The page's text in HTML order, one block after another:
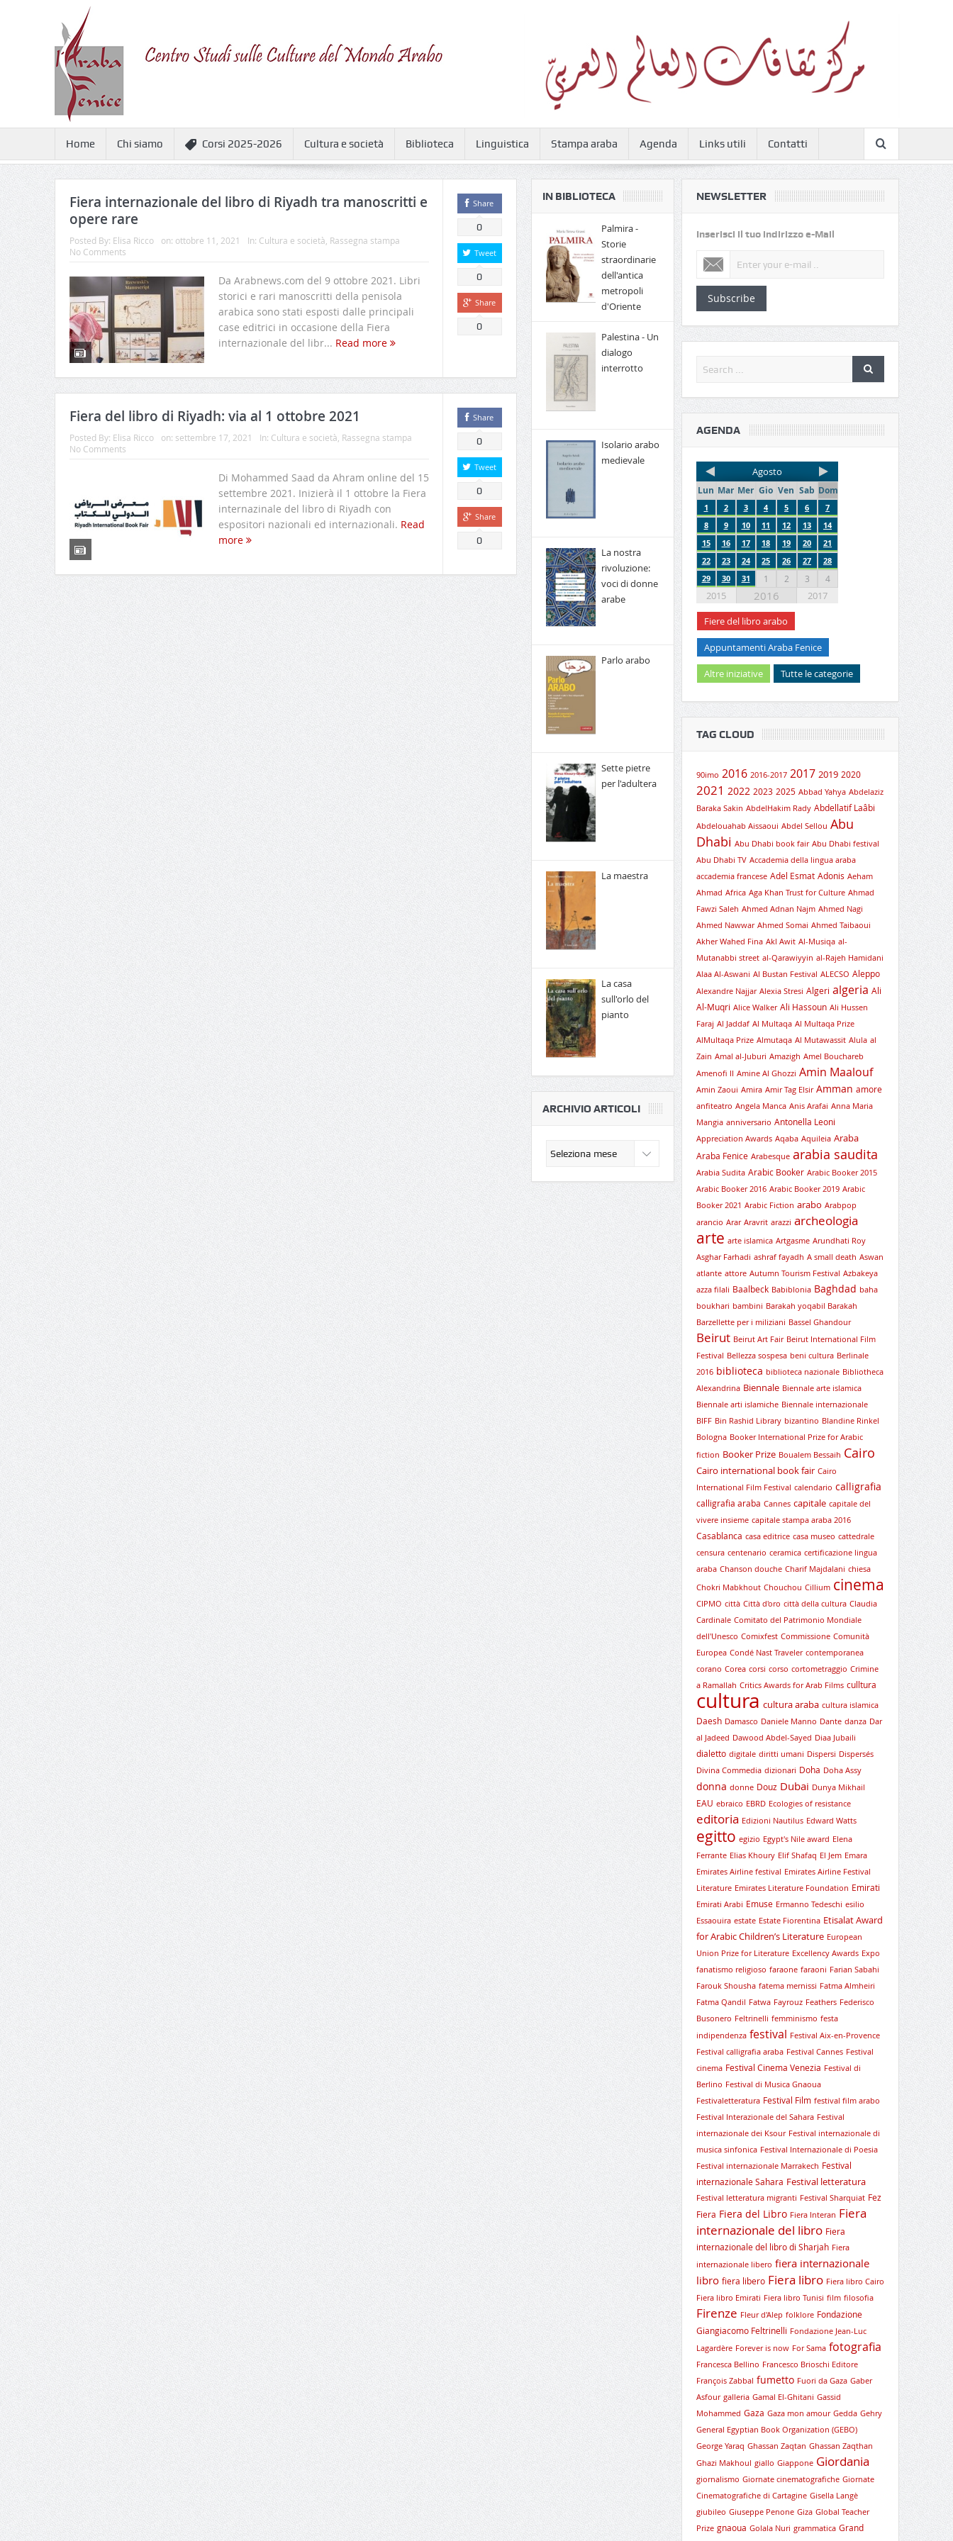
Home Chi siamo Corsi 2025-2026 Cultura e società Biblioteca Linguistica Stampa araba Agenda Links utili Contatti
Fiera internazionale del libro di Riyadh tra manoscritti e
opere rare
Posted By: Elisa Ricco on: ottobre 11, 2021 In: Cultura e società Rassegna stampa
No Comments
Da Arabnews.com del 9 ottobre 2021. Libri
storici e rari manoscritti della penisola
arabica sono stati esposti dalle principali
case editrici in occasione della Fiera
internazionale del libr... Read more
Share
0
Tweet
0
Share
0
Fiera del libro di Riyadh: via al 1 ottobre 2021
Posted By: Elisa Ricco on: settembre 17, 2021 In: Cultura e società Rassegna stampa
No Comments
Di Mohammed Saad da Ahram online del 15
settembre 2021. Inizierà il 1 ottobre la Fiera
internazinale del libro di Riyadh con
espositori nazionali ed internazionali. Read
more
Share
0
Tweet
0
Share
0
IN BIBLIOTECA
Palmira -
Storie
straordinarie
dell'antica
metropoli
d'Oriente
Palestina - Un
dialogo
interrotto
Isolario arabo
medievale
La nostra
rivoluzione:
voci di donne
arabe
Parlo arabo
Sette pietre
per l'adultera
La maestra
La casa
sull'orlo del
pianto
ARCHIVIO ARTICOLI
NEWSLETTER
Inserisci il tuo indirizzo e-Mail
Subscribe
AGENDA
Agosto
Lun Mar Mer Gio Ven Sab Dom
1 2 3 4 5 6
7
8
9 10 11 12 13
14
15
16 17 18 19 20
21
22
23 24 25 26 27
28
29
30 31 1 2 3 4
2015 2016
2017
Fiere del libro arabo
Appuntamenti Araba Fenice
Altre iniziative Tutte le categorie
TAG CLOUD
90imo 2016 2016-2017 2017 2019 2020
2021 2022 2023 2025 Abbad Yahya Abdelaziz
Baraka Sakin AbdelHakim Rady Abdellatif Laâbi
Abdelouahab Aissaoui Abdel Sellou Abu
Dhabi Abu Dhabi book fair Abu Dhabi festival
Abu Dhabi TV Accademia della lingua araba
accademia francese Adel Esmat Adonis Aeham
Ahmad Africa Aga Khan Trust for Culture Ahmad
Fawzi Saleh Ahmed Adnan Najm Ahmed Nagi
Ahmed Nawwar Ahmed Somai Ahmed Taibaoui
Akher Wahed Fina Akl Awit Al-Musiqa al-
Mutanabbi street al-Qarawiyyin al-Rajeh Hamidani
Alaa Al-Aswani Al Bustan Festival ALECSO Aleppo
Alexandre Najjar Alexia Stresi Algeri algeria Ali
Al-Muqri Alice Walker Ali Hassoun Ali Hussen
Faraj Al Jaddaf Al Multaqa Al Multaqa Prize
AlMultaqa Prize Almutaqa Al Mutawassit Alula al
Zain Amal al-Juburi Amazigh Amel Bouchareb
Amenofi II Amine Al Ghozzi Amin Maalouf
Amin Zaoui Amira Amir Tag Elsir Amman amore
anfiteatro Angela Manca Anis Arafai Anna Maria
Mangia anniversario Antonella Leoni
Appreciation Awards Aqaba Aquileia Araba
Araba Fenice Arabesque arabia saudita
Arabia Sudita Arabic Booker Arabic Booker 2015
Arabic Booker 2016 Arabic Booker 2019 Arabic
Booker 2021 Arabic Fiction arabo Arabpop
arancio Arar Aravrit arazzi archeologia
arte arte islamica Artgasme Arundhati Roy
Asghar Farhadi ashraf fayadh A small death Aswan
atlante attore Autumn Tourism Festival Azbakeya
azza filali Baalbeck Babiblonia Baghdad baha
boukhari bambini Barakah yoqabil Barakah
Barzellette per i miliziani Bassel Ghandour
Beirut Beirut Art Fair Beirut International Film
Festival Bellezza sospesa beni cultura Berlinale
2016 biblioteca biblioteca nazionale Bibliotheca
Alexandrina Biennale Biennale arte islamica
Biennale arti islamiche Biennale internazionale
BIFF Bin Rashid Library bizantino Blandine Rinkel
Bologna Booker International Prize for Arabic
fiction Booker Prize Boualem Bessaih Cairo
Cairo international book fair Cairo
International Film Festival calendario calligrafia
calligrafia araba Cannes capitale capitale del
vivere insieme capitale stampa araba 2016
Casablanca casa editrice casa museo cattedrale
censura centenario ceramica certificazione lingua
araba Chanson douche Charif Majdalani chiesa
Chokri Mabkhout Chouchou Cillium cinema
CIPMO città Città d'oro città della cultura Claudia
Cardinale Comitato del Patrimonio Mondiale
dell'Unesco Comixfest Commissione Comunità
Europea Condé Nast Traveler contemporanea
corano Corea corsi corso cortometraggio Crimine
a Ramallah Critics Awards for Arab Films culltura
cultura cultura araba cultura islamica
Daesh Damasco Daniele Manno Dante danza Dar
al Jadeed Dawood Abdel-Sayed Diaa Jubaili
dialetto digitale diritti umani Dispersi Dispersés
Divina Commedia dizionari Doha Doha Assy
donna donne Douz Dubai Dunya Mikhail
EAU ebraico EBRD Ecologies of resistance
editoria Edizioni Nautilus Edward Watts
egitto egizio Egypt's Nile award Elena
Ferrante Elias Khoury Elif Shafaq El Jem Emara
Emirates Airline festival Emirates Airline Festival
Literature Emirates Literature Foundation Emirati
Emirati Arabi Emuse Ermanno Tedeschi esilio
Essaouira estate Estate Fiorentina Etisalat Award
for Arabic Children’s Literature European
Union Prize for Literature Excellency Awards Expo
fanatismo religioso faraone faraoni Farian Sabahi
Farouk Shousha fatema mernissi Fatma Almheiri
Fatma Qandil Fatwa Fayrouz Feathers Federisco
Busonero Feltrinelli femminismo festa
indipendenza festival Festival Aix-en-Provence
Festival calligrafia araba Festival Cannes Festival
cinema Festival Cinema Venezia Festival di
Berlino Festival di Musica Gnaoua
Festivaletteratura Festival Film festival film arabo
Festival Interazionale del Sahara Festival
internazionale dei Ksour Festival internazionale di
musica sinfonica Festival Internazionale di Poesia
Festival internazionale Marrakech Festival
internazionale Sahara Festival letteratura
Festival letteratura migranti Festival Sharquiat Fez
Fiera Fiera del Libro Fiera Interan Fiera
internazionale del libro Fiera
internazionale del libro di Sharjah Fiera
internazionale libero fiera internazionale
libro fiera libero Fiera libro Fiera libro Cairo
Fiera libro Emirati Fiera libro Tunisi film filosofia
Firenze Fleur d'Alep folklore Fondazione
Giangiacomo Feltrinelli Fondazione Jean-Luc
Lagardère Forever is now For Sama fotografia
Francesca Bellino Francesco Brioschi Editore
François Zabbal fumetto Fuori da Gaza Gaber
Asfour galleria Gamal El-Ghitani Gassid
Mohammed Gaza Gaza mon amour Gedda Gehry
General Egyptian Book Organization (GEBO)
George Yaraq Ghassan Zaqtan Ghassan Zaqthan
Ghazi Makhoul giallo Giappone Giordania
giornalismo Giornate cinematografiche Giornate
Cinematografiche di Cartagine Gisella Langè
giubileo Giuseppe Penone Giza Global Teacher
Prize gnaoua Golala Nuri grammatica Grand